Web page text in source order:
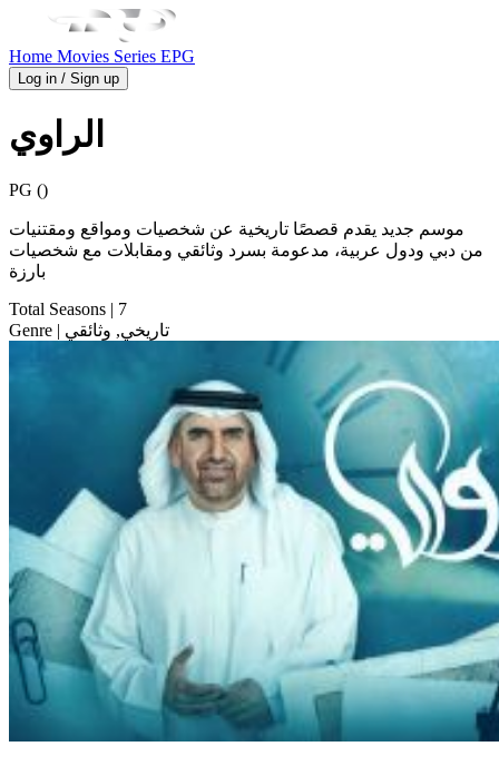
Home Movies Series EPG
Log in / Sign up
الراوي
PG ()
موسم جديد يقدم قصصًا تاريخية عن شخصيات ومواقع ومقتنيات
من دبي ودول عربية، مدعومة بسرد وثائقي ومقابلات مع شخصيات
بارزة
Total Seasons | 7
Genre
| تاريخي, وثائقي